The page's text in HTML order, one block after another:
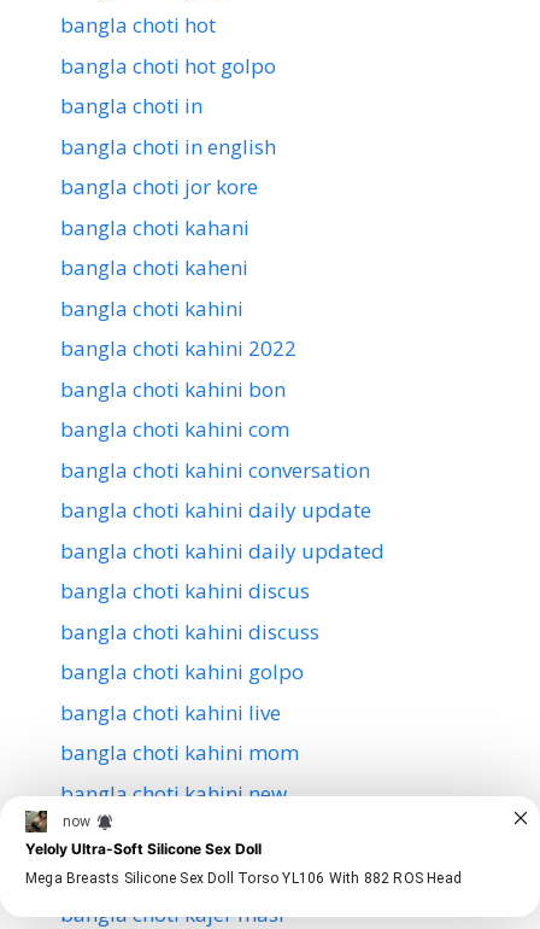
bangla choti hot
bangla choti hot golpo
bangla choti in
bangla choti in english
bangla choti jor kore
bangla choti kahani
bangla choti kaheni
bangla choti kahini
bangla choti kahini 2022
bangla choti kahini bon
bangla choti kahini com
bangla choti kahini conversation
bangla choti kahini daily update
bangla choti kahini daily updated
bangla choti kahini discus
bangla choti kahini discuss
bangla choti kahini golpo
bangla choti kahini live
bangla choti kahini mom
bangla choti kahini new
bangla choti kahino
bangla choti kajer bua
bangla choti kajer masi